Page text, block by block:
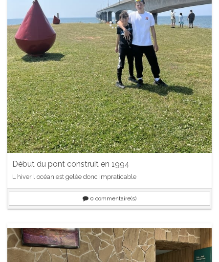
Début du pont construit en 1994
L hiver l océan est gelée donc impraticable
0 commentaire(s)